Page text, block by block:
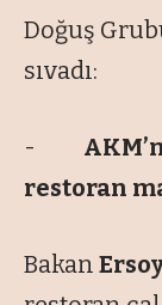
Doğuş
sıvadı:
-
restoran
Bakan